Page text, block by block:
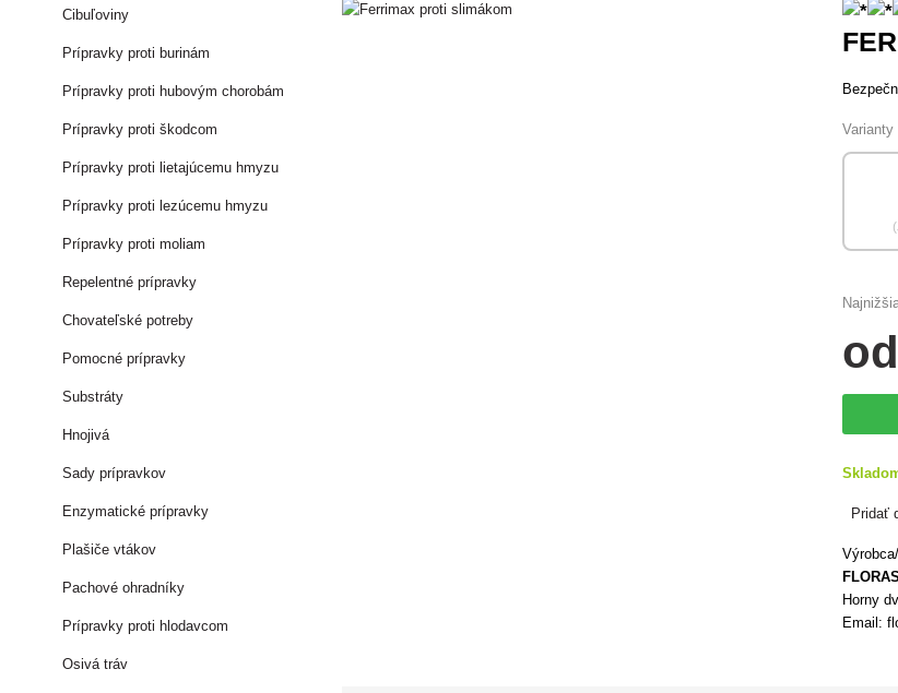
Cibuľoviny
Prípravky proti burinám
Prípravky proti hubovým chorobám
Prípravky proti škodcom
Prípravky proti lietajúcemu hmyzu
Prípravky proti lezúcemu hmyzu
Prípravky proti moliam
Repelentné prípravky
Chovateľské potreby
Pomocné prípravky
Substráty
Hnojivá
Sady prípravkov
Enzymatické prípravky
Plašiče vtákov
Pachové ohradníky
Prípravky proti hlodavcom
Osivá tráv
Varianty
od
Pridať
Horny
Email: